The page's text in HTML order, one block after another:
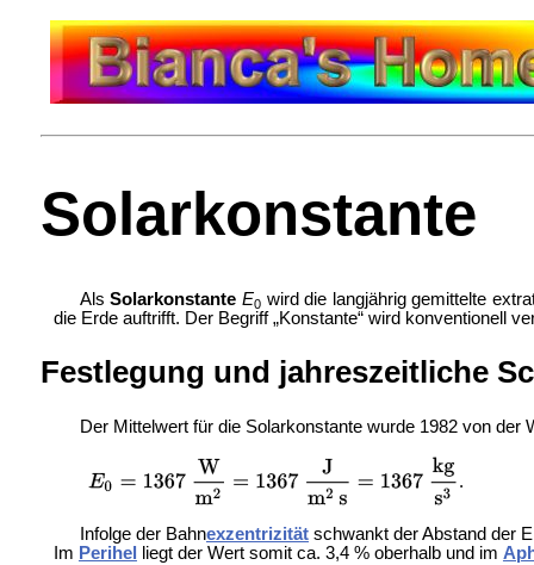
Solarkonstante
AlsSolarkonstante E0 wird die langjährig gemittelte
die Erde auftrifft. Der Begriff „Konstante“ wird konventionell
Festlegung und jahreszeitliche
Der Mittelwert für die Solarkonstante wurde 1982 von der
.
Infolge der Bahnexzentrizitätschwankt der Abstand der
Im Perihel liegt der Wert somit ca. 3,4 % oberhalb und im